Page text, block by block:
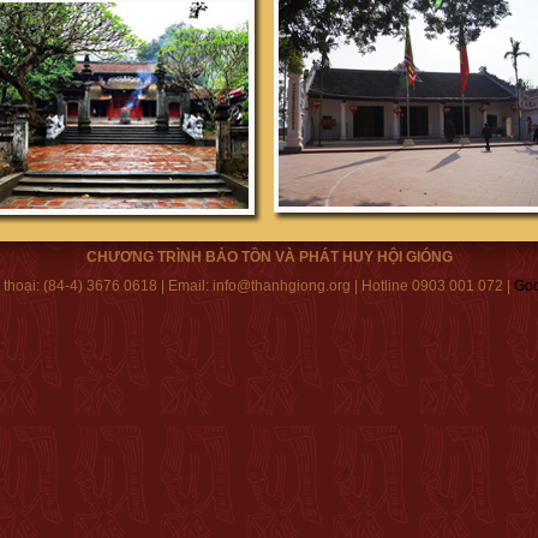
CHƯƠNG TRÌNH BẢO TỒN VÀ PHÁT HUY HỘI GIÓNG
(84-4) 3676 0618 Email: info@thanhgiong.org Hotline 0903 001 072